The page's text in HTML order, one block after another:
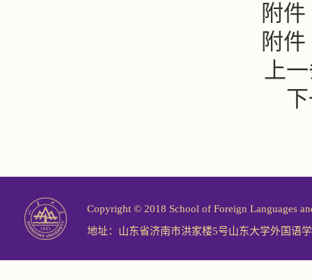
附件
附件
上
Copyright © 2018 School of Foreign Languages
地址：山东省济南市洪家楼5号山东大学外国语